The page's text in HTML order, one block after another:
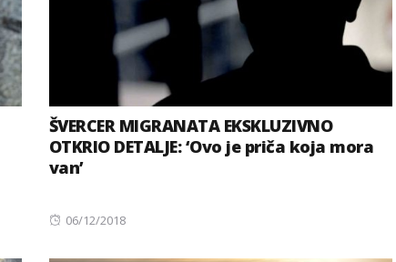
ŠVERCER MIGRANATA EKSKLUZIVNO
OTKRIO DETALJE: ‘Ovo je priča koja mora
van’
Posted
06/12/2018